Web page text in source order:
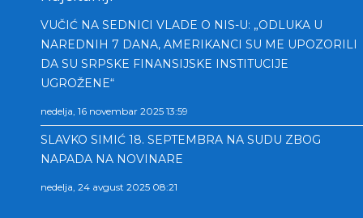
VUČIĆ NA SEDNICI VLADE O NIS-U: „ODLUKA U
NAREDNIH 7 DANA, AMERIKANCI SU ME UPOZORILI
DA SU SRPSKE FINANSIJSKE INSTITUCIJE
UGROŽENE“
nedelja, 16 novembar 2025 13:59
SLAVKO SIMIĆ 18. SEPTEMBRA NA SUDU ZBOG
NAPADA NA NOVINARE
nedelja, 24 avgust 2025 08:21